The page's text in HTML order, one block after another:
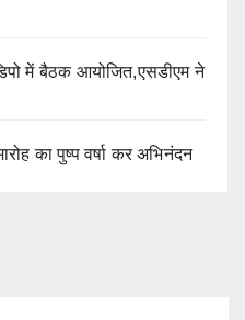
में बैठक आयोजित,एसडीएम ने
का पुष्प वर्षा कर अभिनंदन